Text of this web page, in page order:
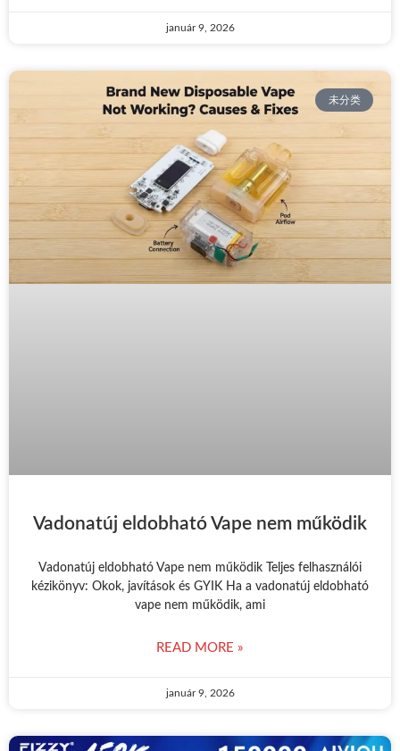
január 9, 2026
未分类
Vadonatúj eldobható Vape nem működik
Vadonatúj eldobható Vape nem működik Teljes felhasználói
kézikönyv: Okok, javítások és GYIK Ha a vadonatúj eldobható
vape nem működik, ami
READ MORE »
január 9, 2026